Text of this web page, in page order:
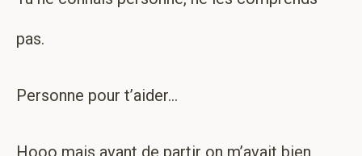
pas.
Personne pour t’aider…